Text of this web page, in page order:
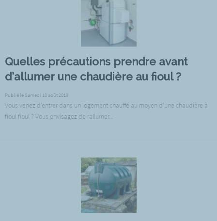
Quelles précautions prendre avant
d’allumer une chaudière au fioul ?
Publié le Samedi 10 août 2019
Vous venez d’entrer dans un logement chauffé au moyen d’une chaudière à
fioul fioul ? Vous envisagez de rallumer...